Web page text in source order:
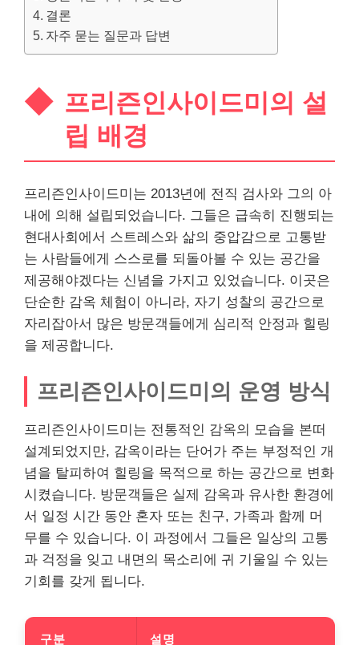
결론
자주 묻는 질문과 답변
프리즌인사이드미의 설
립 배경
프리즌인사이드미는 2013년에 전직 검사와 그의 아
내에 의해 설립되었습니다. 그들은 급속히 진행되는
현대사회에서 스트레스와 삶의 중압감으로 고통받
는 사람들에게 스스로를 되돌아볼 수 있는 공간을
제공해야겠다는 신념을 가지고 있었습니다. 이곳은
단순한 감옥 체험이 아니라, 자기 성찰의 공간으로
자리잡아서 많은 방문객들에게 심리적 안정과 힐링
을 제공합니다.
프리즌인사이드미의 운영 방식
프리즌인사이드미는 전통적인 감옥의 모습을 본떠
설계되었지만, 감옥이라는 단어가 주는 부정적인 개
념을 탈피하여 힐링을 목적으로 하는 공간으로 변화
시켰습니다. 방문객들은 실제 감옥과 유사한 환경에
서 일정 시간 동안 혼자 또는 친구, 가족과 함께 머
무를 수 있습니다. 이 과정에서 그들은 일상의 고통
과 걱정을 잊고 내면의 목소리에 귀 기울일 수 있는
기회를 갖게 됩니다.
구분 설명